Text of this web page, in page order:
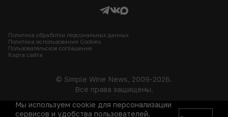
Политика обработки персональных данных
Политика использования Сookies
Пользовательское соглашение
Карта сайта
18+
© Simple Wine News, 2009-2026.
Все права защищены.
Мы используем cookie для персонализации
сервисов и удобства пользователей.